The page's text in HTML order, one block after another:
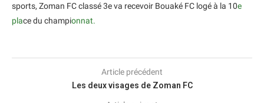
sports, Zoman FC classé 3e va recevoir Bouaké FC logé à la 10e
place du championnat.
Article précédent
Les deux visages de Zoman FC